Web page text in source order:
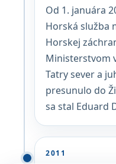
Od 1. januára
Horská služba
Horskej
Ministerstvom
Tatry sever a
presunulo do
sa stal Eduard
2011